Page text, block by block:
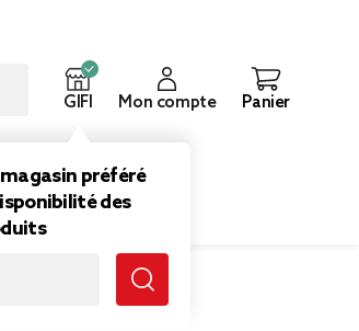
GIFI
préféré
des
Mon compte Panier